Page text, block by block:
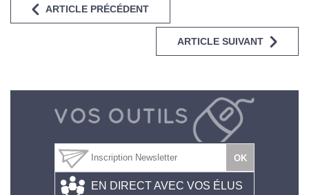
ARTICLE PRÉCÉDENT
ARTICLE SUIVANT
EN DIRECT AVEC VOS ÉLUS